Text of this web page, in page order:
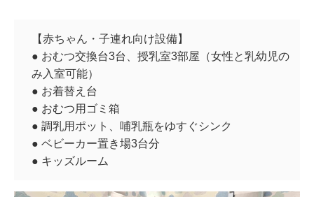
【赤ちゃん・子連れ向け設備】
● おむつ交換台3台、授乳室3部屋（女性と乳幼児の
み入室可能）
● お着替え台
● おむつ用ゴミ箱
● 調乳用ポット、哺乳瓶をゆすぐシンク
● ベビーカー置き場3台分
● キッズルーム